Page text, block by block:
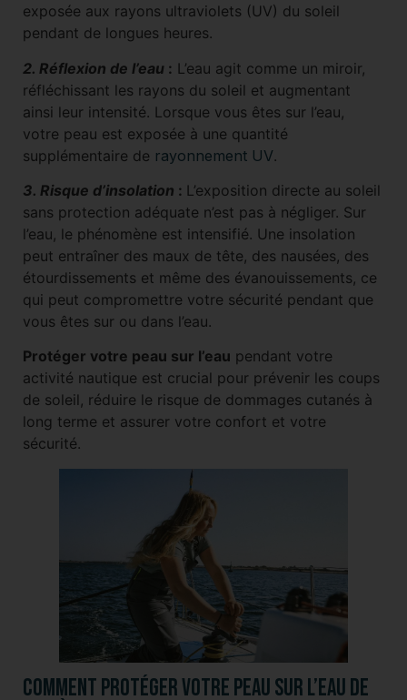
exposée aux rayons ultraviolets (UV) du soleil
pendant de longues heures.
2. Réflexion de l’eau : L’eau agit comme un miroir,
réfléchissant les rayons du soleil et augmentant
ainsi leur intensité. Lorsque vous êtes sur l’eau,
votre peau est exposée à une quantité
supplémentaire de rayonnement UV.
3. Risque d’insolation : L’exposition directe au soleil
sans protection adéquate n’est pas à négliger. Sur
l’eau, le phénomène est intensifié. Une insolation
peut entraîner des maux de tête, des nausées, des
étourdissements et même des évanouissements, ce
qui peut compromettre votre sécurité pendant que
vous êtes sur ou dans l’eau.
Protéger votre peau sur l’eau pendant votre
activité nautique est crucial pour prévenir les coups
de soleil, réduire le risque de dommages cutanés à
long terme et assurer votre confort et votre
sécurité.
Comment protéger votre peau sur l’eau de